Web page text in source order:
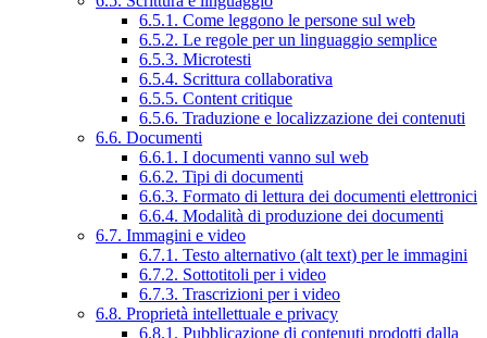
6.5.1. Come leggono le persone sul web
6.5.2. Le regole per un linguaggio semplice
6.5.3. Microtesti
6.5.4. Scrittura collaborativa
6.5.5. Content critique
6.5.6. Traduzione e localizzazione dei contenuti
6.6. Documenti
6.6.1. I documenti vanno sul web
6.6.2. Tipi di documenti
6.6.3. Formato di lettura dei documenti elettronici
6.6.4. Modalità di produzione dei documenti
6.7. Immagini e video
6.7.1. Testo alternativo (alt text) per le immagini
6.7.2. Sottotitoli per i video
6.7.3. Trascrizioni per i video
6.8. Proprietà intellettuale e privacy
6.8.1. Pubblicazione di contenuti prodotti dalla